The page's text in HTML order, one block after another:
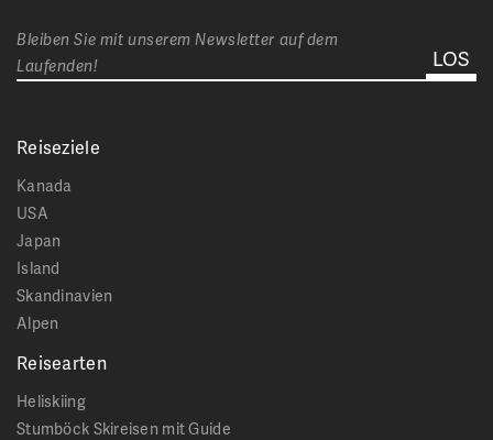
Bleiben Sie mit unserem Newsletter auf dem
Laufenden!
Reiseziele
Kanada
USA
Japan
Island
Skandinavien
Alpen
Reisearten
Heliskiing
Stumböck Skireisen mit Guide